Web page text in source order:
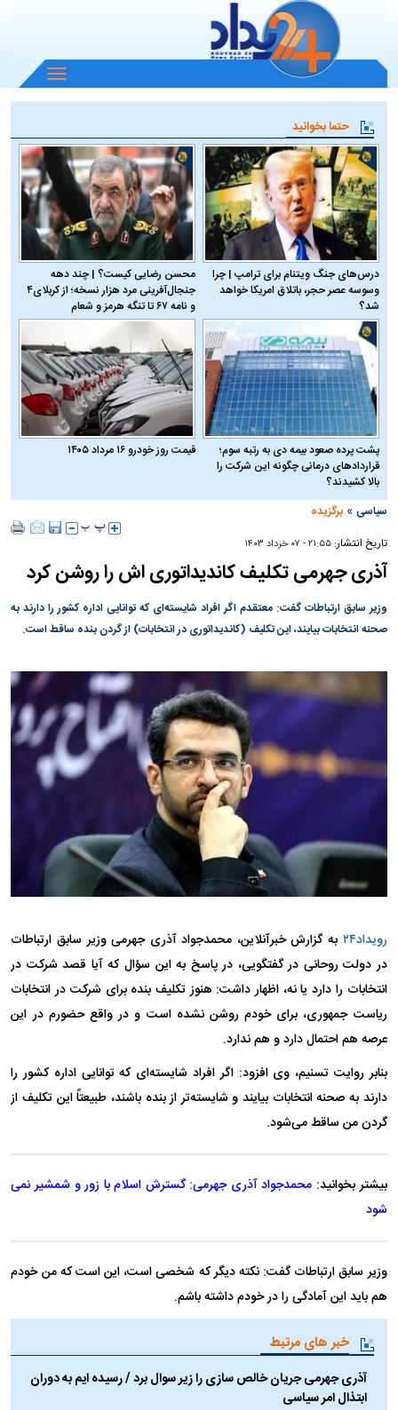
باز
و
منو
حتما بخوانید
درس‌های جنگ ویتنام برای ترامپ | چرا
وسوسه عصر حجر، باتلاق امریکا خواهد
شد؟
محسن رضایی کیست؟ | چند دهه
جنجال‌آفرینی مرد هزار نسخه؛ از کربلای۴
و نامه ۶۷ تا تنگه هرمز و شعام
پشت پرده صعود بیمه دی به رتبه سوم؛
قراردادهای درمانی چگونه این شرکت را
بالا کشیدند؟
قیمت روز خودرو ۱۶ مرداد ۱۴۰۵
سیاسی »برگزیده
تاریخ انتشار:۲۱:۵۵ - ۰۷ خرداد ۱۴۰۳
آذری جهرمی تکلیف کاندیداتوری اش را روشن کرد
وزیر سابق ارتباطات گفت: معتقدم اگر افراد شایسته‌ای که توانایی اداره کشور را دارند به
صحنه انتخابات بیایند، این تکلیف (کاندیداتوری در انتخابات) از گردن بنده ساقط است.
رویداد۲۴
به گزارش خبرآنلاین، محمدجواد آذری جهرمی وزیر سابق ارتباطات
در دولت روحانی در گفتگویی، در پاسخ به این سؤال که آیا قصد شرکت در
انتخابات را دارد یا نه، اظهار داشت: هنوز تکلیف بنده برای شرکت در انتخابات
ریاست جمهوری، برای خودم روشن نشده است و در واقع حضورم در این
عرصه هم احتمال دارد و هم ندارد.
بنابر روایت تسنیم، وی افزود: اگر افراد شایسته‌ای که توانایی اداره کشور را
دارند به صحنه انتخابات بیایند و شایسته‌تر از بنده باشند، طبیعتاً این تکلیف از
گردن من ساقط می‌شود.
بیشتر بخوانید: محمدجواد آذری جهرمی: گسترش اسلام با زور و شمشیر نمی
شود
وزیر سابق ارتباطات گفت: نکته دیگر که شخصی است، این است که من خودم
هم باید این آمادگی را در خودم داشته باشم.
خبر های مرتبط
آذری جهرمی جریان خالص سازی را زیر سوال برد / رسیده ایم به دوران
ابتذال امر سیاسی